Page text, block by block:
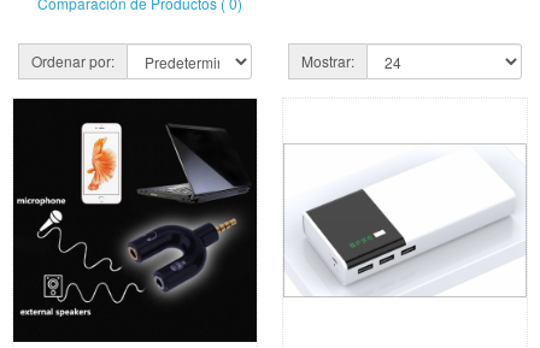
Ordenar por: Mostrar: